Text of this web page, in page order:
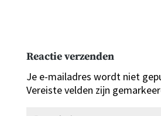
Reactie verzenden
Je e-mailadres wordt niet
Vereiste velden zijn